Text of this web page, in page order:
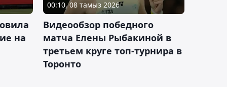
на
00:10, 08 тамыз 2026
Видеообзор победного
матча Елены Рыбакиной в
третьем круге топ-турнира в
Торонто